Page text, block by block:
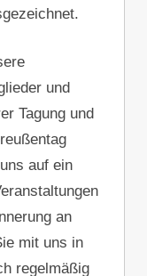
und
Tagung und
auf ein
an
mit uns in
regelmäßig